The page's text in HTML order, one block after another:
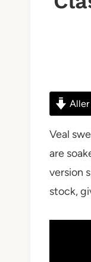
Veal
are
version
stock,